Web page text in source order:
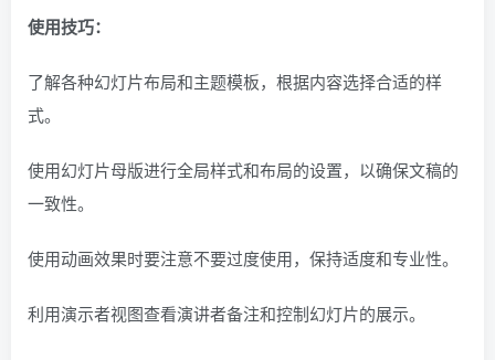
使用技巧：
了解各种幻灯片布局和主题模板，根据内容选择合适的样
式。
使用幻灯片母版进行全局样式和布局的设置，以确保文稿的
一致性。
使用动画效果时要注意不要过度使用，保持适度和专业性。
利用演示者视图查看演讲者备注和控制幻灯片的展示。